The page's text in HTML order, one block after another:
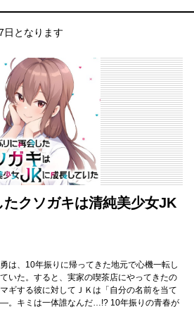
日となります
クソガキは清純美少女JK
は、10年振りに帰ってきた地元で心機一転し
いた。すると、実家の喫茶店にやってきたの
ギする彼に対してＪＫは「自分の名前を当て
。キミは一体誰なんだ…!? 10年振りの青春が